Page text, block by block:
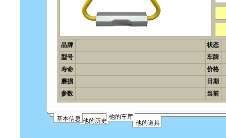
品牌
状态
型号
车牌
寿命
价格
磨损
日期
参数
当前
基本信息 他的历史
他的车库
他的道具